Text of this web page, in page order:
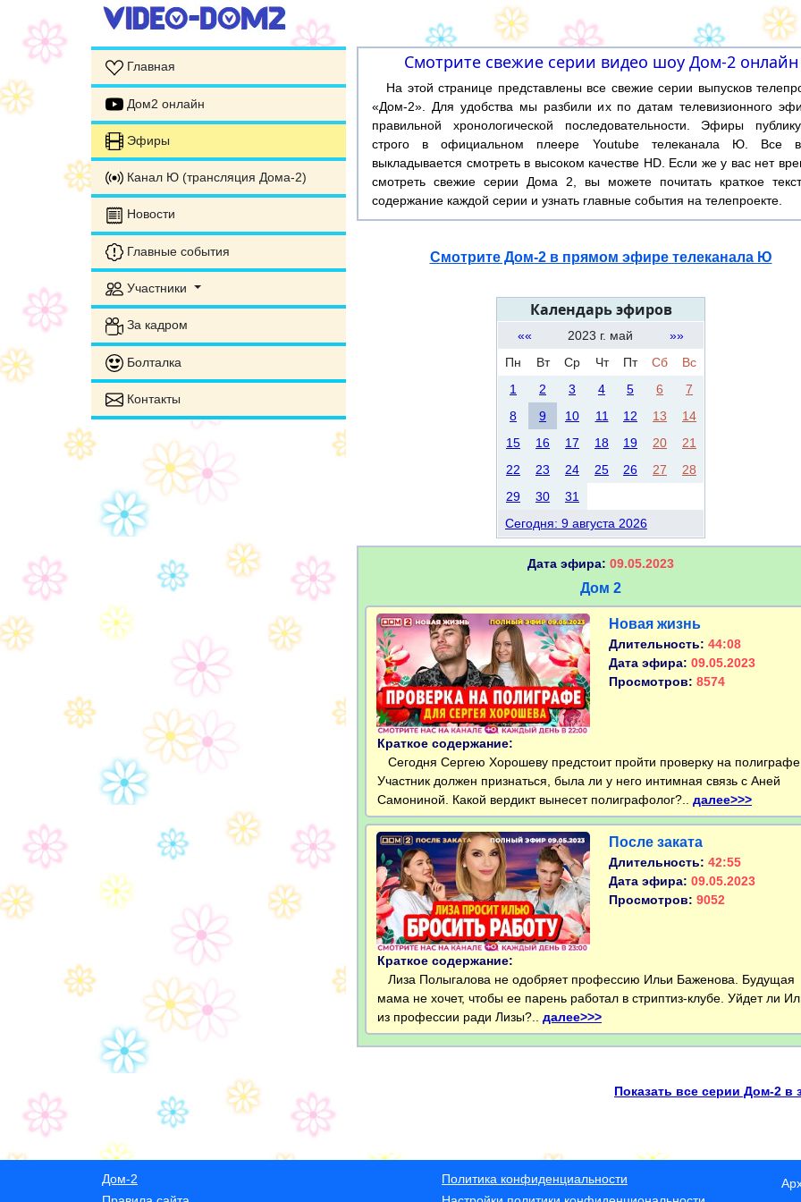
Главная
Дом2 онлайн
Эфиры
Канал Ю (трансляция Дома-2)
Новости
Главные события
Участники
За кадром
Болталка
Контакты
Смотрите свежие серии видео шоу Дом-2 онлайн
На этой странице представлены все свежие серии выпусков
«Дом-2». Для удобства мы разбили их по датам телевизионного
правильной хронологической последовательности. Эфиры
строго в официальном плеере Youtube телеканала Ю. Все
выкладывается смотреть в высоком качестве HD. Если же у вас нет
смотреть свежие серии Дома 2, вы можете почитать краткое
содержание каждой серии и узнать главные события на телепроекте.
Смотрите Дом-2 в прямом эфире телеканала Ю
Календарь эфиров
«« 2023 г. май
»»
Пн
Вт Ср Чт Пт Сб
Вс
1
2 3 4 5 6
7
8
9 10 11 12 13
14
15
16 17 18 19 20
21
22
23 24 25 26 27
28
29
30
31
Сегодня: 9 августа 2026
Дата эфира: 09.05.2023
Дом 2
Новая жизнь
Длительность: 44:08
Дата эфира: 09.05.2023
Просмотров: 8574
Краткое содержание:
Сегодня Сергею Хорошеву предстоит пройти проверку на
Участник должен признаться, была ли у него интимная связь с Аней
Самониной. Какой вердикт вынесет полиграфолог?.. далее>>>
После заката
Длительность: 42:55
Дата эфира: 09.05.2023
Просмотров: 9052
Краткое содержание:
Лиза Полыгалова не одобряет профессию Ильи Баженова. Будущая
мама не хочет, чтобы ее парень работал в стриптиз-клубе. Уйдет ли
из профессии ради Лизы?.. далее>>>
Показать все серии Дом-2 в
Дом-2
Политика конфиденциальности